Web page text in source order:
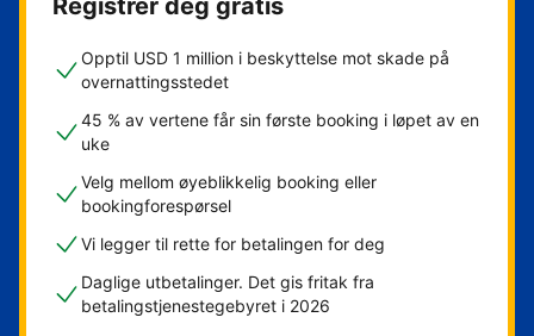
Registrer deg gratis
Opptil USD 1 million i beskyttelse mot skade på
overnattingsstedet
45 % av vertene får sin første booking i løpet av en
uke
Velg mellom øyeblikkelig booking eller
bookingforespørsel
Vi legger til rette for betalingen for deg
Daglige utbetalinger. Det gis fritak fra
betalingstjenestegebyret i 2026